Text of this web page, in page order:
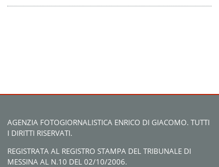
AGENZIA FOTOGIORNALISTICA ENRICO DI GIACOMO. TUTTI
I DIRITTI RISERVATI.
REGISTRATA AL REGISTRO STAMPA DEL TRIBUNALE DI
MESSINA AL N.10 DEL 02/10/2006.